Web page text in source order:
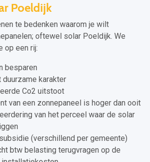
Poeldijk
te bedenken waarom je wilt
oftewel solar Poeldijk. We
op een rij:
besparen
duurzame karakter
Co2 uitstoot
van een zonnepaneel is hoger dan ooit
van het perceel waar de solar
(verschillend per gemeente)
btw belasting terugvragen op de